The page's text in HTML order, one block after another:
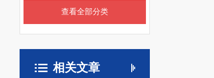
查看全部分类
相关文章